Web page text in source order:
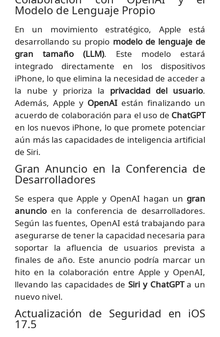
Modelo de Lenguaje Propio
En un movimiento estratégico, Apple está
desarrollando su propio modelo de lenguaje de
gran tamaño (LLM). Este modelo estará
integrado directamente en los dispositivos
iPhone, lo que elimina la necesidad de acceder a
la nube y prioriza la privacidad del usuario.
Además, Apple y OpenAI están finalizando un
acuerdo de colaboración para el uso de ChatGPT
en los nuevos iPhone, lo que promete potenciar
aún más las capacidades de inteligencia artificial
de Siri.
Gran Anuncio en la Conferencia de
Desarrolladores
Se espera que Apple y OpenAI hagan un gran
anuncio en la conferencia de desarrolladores.
Según las fuentes, OpenAI está trabajando para
asegurarse de tener la capacidad necesaria para
soportar la afluencia de usuarios prevista a
finales de año. Este anuncio podría marcar un
hito en la colaboración entre Apple y OpenAI,
llevando las capacidades de Siri y ChatGPTa un
nuevo nivel.
Actualización de Seguridad en iOS
17.5